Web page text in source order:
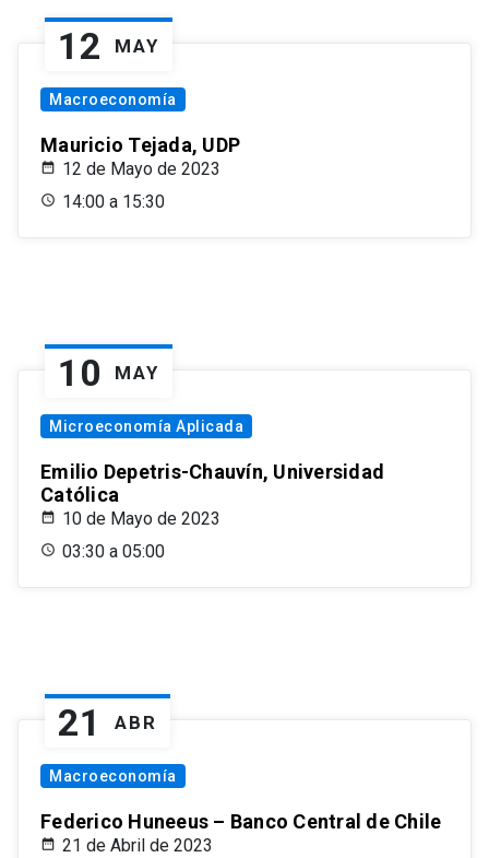
12 MAY
Macroeconomía
Mauricio Tejada, UDP
12 de Mayo de 2023
14:00 a 15:30
10 MAY
Microeconomía Aplicada
Emilio Depetris-Chauvín, Universidad
Católica
10 de Mayo de 2023
03:30 a 05:00
21 ABR
Macroeconomía
Federico Huneeus – Banco Central de Chile
21 de Abril de 2023